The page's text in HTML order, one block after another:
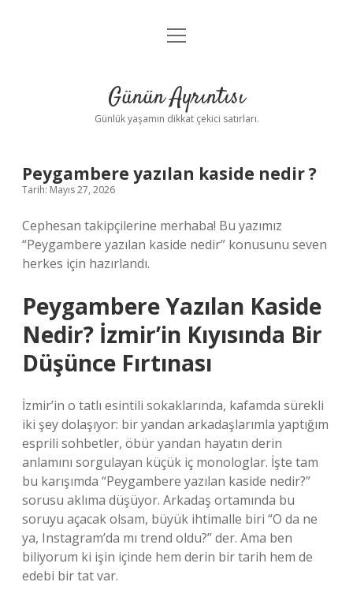
Anasayfa
Yasal Uyarı
menüyü
Günün Ayrıntısı
Günlük yaşamın dikkat çekici satırları.
Peygambere yazılan kaside nedir ?
Tarih: Mayıs 27, 2026
Cephesan takipçilerine merhaba! Bu yazımız
“Peygambere yazılan kaside nedir” konusunu seven
herkes için hazırlandı.
Peygambere Yazılan Kaside
Nedir? İzmir’in Kıyısında Bir
Düşünce Fırtınası
İzmir’in o tatlı esintili sokaklarında, kafamda sürekli
iki şey dolaşıyor: bir yandan arkadaşlarımla yaptığım
esprili sohbetler, öbür yandan hayatın derin
anlamını sorgulayan küçük iç monologlar. İşte tam
bu karışımda “Peygambere yazılan kaside nedir?”
sorusu aklıma düşüyor. Arkadaş ortamında bu
soruyu açacak olsam, büyük ihtimalle biri “O da ne
ya, Instagram’da mı trend oldu?” der. Ama ben
biliyorum ki işin içinde hem derin bir tarih hem de
edebi bir tat var.